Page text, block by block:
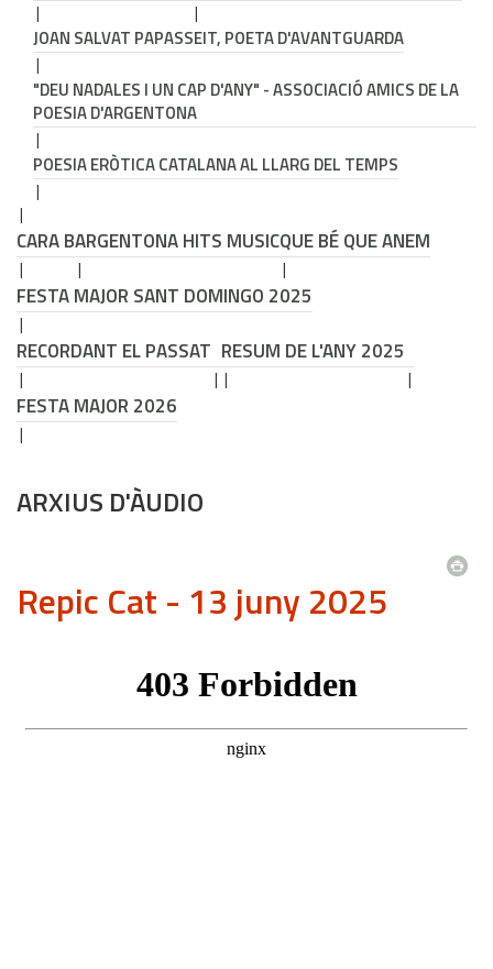
JOAN SALVAT PAPASSEIT, POETA D'AVANTGUARDA
"DEU NADALES I UN CAP D'ANY" - ASSOCIACIÓ AMICS DE LA
POESIA D'ARGENTONA
POESIA ERÒTICA CATALANA AL LLARG DEL TEMPS
CARA BARGENTONA HITS MUSICQUE BÉ QUE ANEM
FESTA MAJOR SANT DOMINGO 2025
RECORDANT EL PASSAT RESUM DE L'ANY 2025
FESTA MAJOR 2026
ARXIUS D'ÀUDIO
Repic Cat - 13 juny 2025